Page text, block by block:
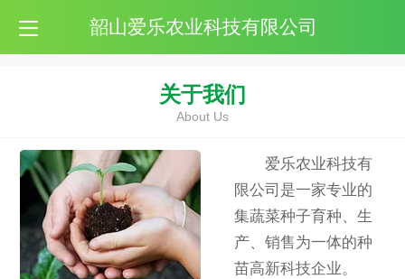
韶山爱乐农业科技有限公司
关于我们
About Us
爱乐农业科技有
限公司是一家专业的
集蔬菜种子育种、生
产、销售为一体的种
苗高新科技企业。